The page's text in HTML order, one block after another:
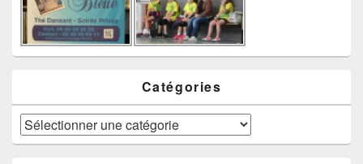
Catégories
Catégories